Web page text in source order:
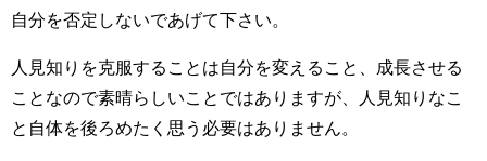
自分を否定しないであげて下さい。
人見知りを克服することは自分を変えること、成長させる
ことなので素晴らしいことではありますが、人見知りなこ
と自体を後ろめたく思う必要はありません。